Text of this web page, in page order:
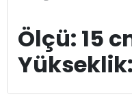
Ölçü: 15